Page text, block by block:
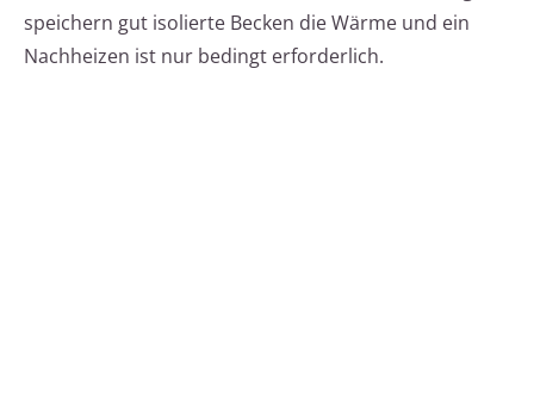
speichern gut isolierte Becken die Wärme und ein
Nachheizen ist nur bedingt erforderlich.